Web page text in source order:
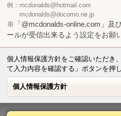
例：mcdonalds@hotmail.com
mcdonalds@docomo.ne.jp
※「@mcdonalds-online.com」及
ールが受信出来るよう設定をお願
個人情報保護方針をご確認いただき
て入力内容を確認する」ボタンを押
個人情報保護方針
個人情報保護方針